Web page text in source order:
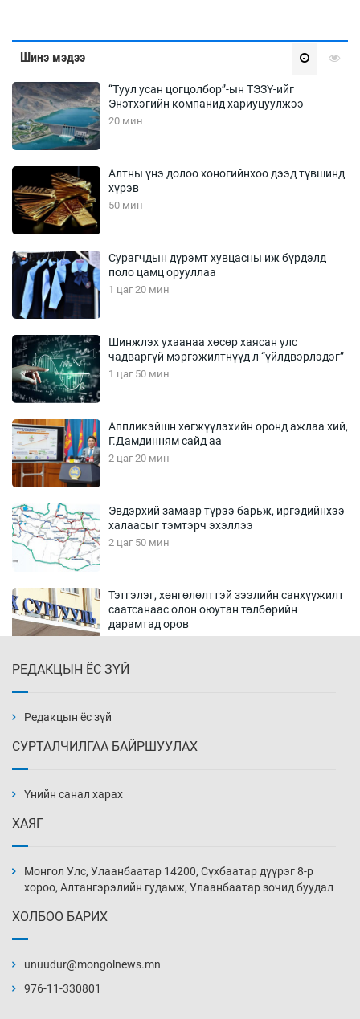
Шинэ мэдээ
“Туул усан цогцолбор”-ын ТЭЗҮ-ийг
Энэтхэгийн компанид хариуцуулжээ
20 мин
Алтны үнэ долоо хоногийнхоо дээд түвшинд
хүрэв
50 мин
Сурагчдын дүрэмт хувцасны иж бүрдэлд
поло цамц орууллаа
1 цаг 20 мин
Шинжлэх ухаанаа хөсөр хаясан улс
чадваргүй мэргэжилтнүүд л “үйлдвэрлэдэг”
1 цаг 50 мин
Аппликэйшн хөгжүүлэхийн оронд ажлаа хий,
Г.Дамдинням сайд аа
2 цаг 20 мин
Эвдэрхий замаар түрээ барьж, иргэдийнхээ
халаасыг тэмтэрч эхэллээ
2 цаг 50 мин
Тэтгэлэг, хөнгөлөлттэй зээлийн санхүүжилт
саатсанаас олон оюутан төлбөрийн
дарамтад оров
18 цаг 50 мин
19 цаг 20 мин
19 цаг 50 мин
19 цаг 50 мин
РЕДАКЦЫН ЁС ЗҮЙ
Редакцын ёс зүй
СУРТАЛЧИЛГАА БАЙРШУУЛАХ
Үнийн санал харах
ХАЯГ
Монгол Улс, Улаанбаатар 14200, Сүхбаатар дүүрэг 8-р
хороо, Алтангэрэлийн гудамж, Улаанбаатар зочид буудал
ХОЛБОО БАРИХ
unuudur@mongolnews.mn
976-11-330801